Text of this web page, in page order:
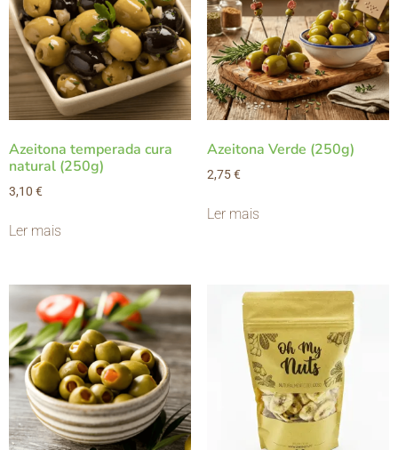
Azeitona temperada cura
natural (250g)
3,10 €
Ler mais
Azeitona Verde (250g)
2,75€
Ler mais